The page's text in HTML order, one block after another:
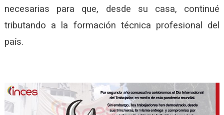
necesarias para que, desde su casa, continué
tributando a la formación técnica profesional del
país.